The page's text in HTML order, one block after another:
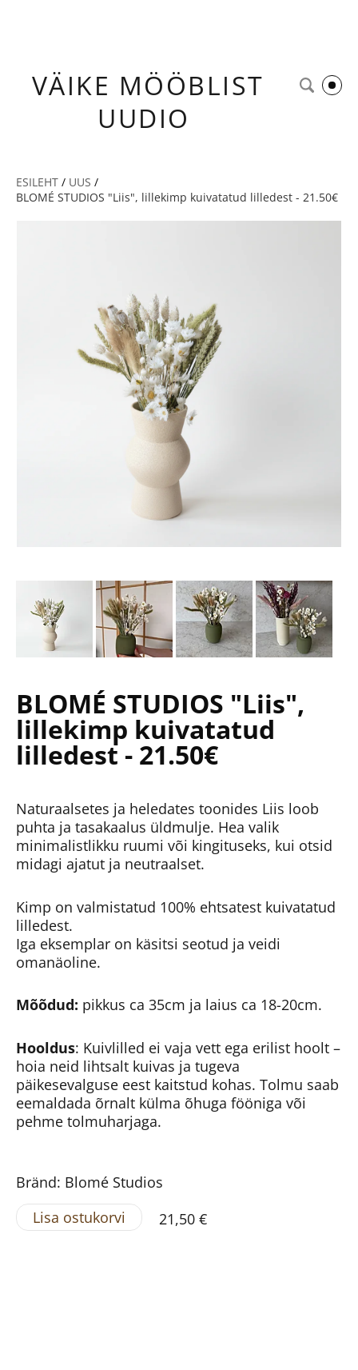
VÄIKE MÖÖBLIST
UUDIO
ESILEHT / UUS /
BLOMÉ STUDIOS "Liis", lillekimp kuivatatud lilledest - 21.50€
BLOMÉ STUDIOS "Liis",
lillekimp kuivatatud
lilledest - 21.50€
Naturaalsetes ja heledates toonides Liis loob
puhta ja tasakaalus üldmulje. Hea valik
minimalistlikku ruumi või kingituseks, kui otsid
midagi ajatut ja neutraalset.
Kimp on valmistatud 100% ehtsatest kuivatatud
lilledest.
Iga eksemplar on käsitsi seotud ja veidi
omanäoline.
Mõõdud: pikkus ca 35cm ja laius ca 18-20cm.
Hooldus: Kuivlilled ei vaja vett ega erilist hoolt –
hoia neid lihtsalt kuivas ja tugeva
päikesevalguse eest kaitstud kohas. Tolmu saab
eemaldada õrnalt külma õhuga fööniga või
pehme tolmuharjaga.
Bränd: Blomé Studios
Lisa ostukorvi
21,50 €